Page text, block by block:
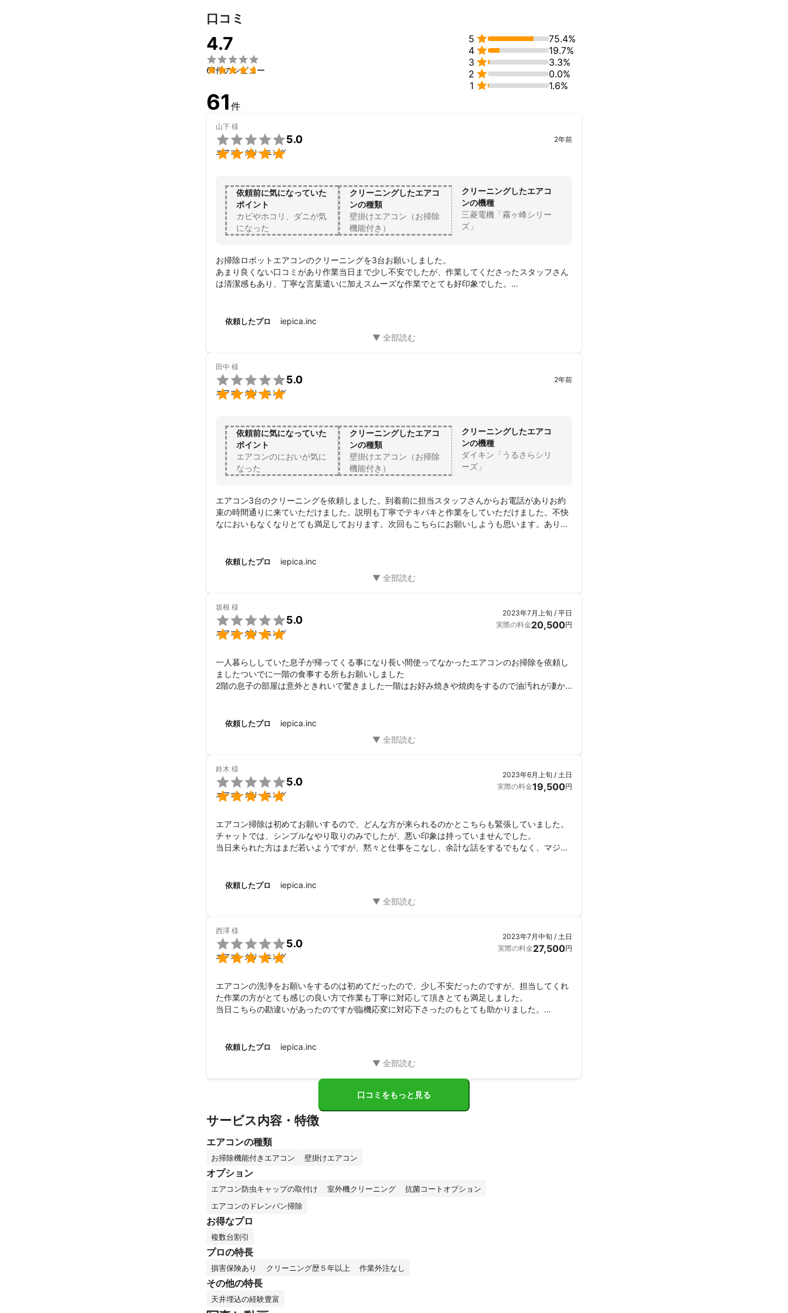
また次回も私たちにお願いしたいと思っていただけるよう精一杯のサービスを提供させていただきま
口コミ
4.7


61件のレビュー
5 
75.4%
4 
19.7%
3 
3.3%
2 
0.0%
1  1.6%
61 件
山下 様


5.0
エアコンクリーニング
2年前
依頼前に気になっていた
ポイント
カビやホコリ、ダニが気
になった
クリーニングしたエアコ
ンの種類
壁掛けエアコン（お掃除
機能付き）
クリーニングしたエアコ
ンの機種
三菱電機「霧ヶ峰シリー
ズ」
お掃除ロボットエアコンのクリーニングを3台お願いしました。
あまり良くない口コミがあり作業当日まで少し不安でしたが、作業してくださったスタッフさん
は清潔感もあり、丁寧な言葉遣いに加えスムーズな作業でとても好印象でした。
ありがとうございました。
依頼したプロ iepica.inc
田中 様


5.0
エアコンクリーニング
2年前
依頼前に気になっていた
ポイント
エアコンのにおいが気に
なった
クリーニングしたエアコ
ンの種類
壁掛けエアコン（お掃除
機能付き）
クリーニングしたエアコ
ンの機種
ダイキン「うるさらシリ
ーズ」
エアコン3台のクリーニングを依頼しました。到着前に担当スタッフさんからお電話がありお約
束の時間通りに来ていただけました。説明も丁寧でテキパキと作業をしていただけました。不快
なにおいもなくなりとても満足しております。次回もこちらにお願いしようも思います。ありが
依頼したプロ iepica.inc
坂根 様


5.0
エアコンクリーニング
2023年7月上旬 / 平日
実際の料金20,500円
一人暮らししていた息子が帰ってくる事になり長い間使ってなかったエアコンのお掃除を依頼し
ましたついでに一階の食事する所もお願いしました
2階の息子の部屋は意外ときれいで驚きました一階はお好み焼きや焼肉をするので油汚れが凄か
帰られてから排水溝まで綺麗にお掃除して頂いていた事がわかり感謝感激です
依頼したプロ iepica.inc
鈴木 様


5.0
エアコンクリーニング
2023年6月上旬 / 土日
実際の料金19,500円
エアコン掃除は初めてお願いするので、どんな方が来られるのかとこちらも緊張していました。
チャットでは、シンプルなやり取りのみでしたが、悪い印象は持っていませんでした。
当日来られた方はまだ若いようですが、黙々と仕事をこなし、余計な話をするでもなく、マジメ
またお願いすることがあったら、同じ方を指名したいぐらいです。
依頼したプロ iepica.inc
西澤 様


5.0
エアコンクリーニング
2023年7月中旬 / 土日
実際の料金27,500円
エアコンの洗浄をお願いをするのは初めてだったので、少し不安だったのですが、担当してくれ
た作業の方がとても感じの良い方で作業も丁寧に対応して頂きとても満足しました。
当日こちらの勘違いがあったのですが臨機応変に対応下さったのもとても助かりました。
依頼したプロ iepica.inc
口コミをもっと見る
サービス内容・特徴
エアコンの種類
お掃除機能付きエアコン 壁掛けエアコン
オプション
エアコン防虫キャップの取付け 室外機クリーニング
抗菌コートオプション
エアコンのドレンパン掃除
お得なプロ
複数台割引
プロの特長
損害保険あり クリーニング歴５年以上 作業外注なし
その他の特長
天井埋込の経験豊富